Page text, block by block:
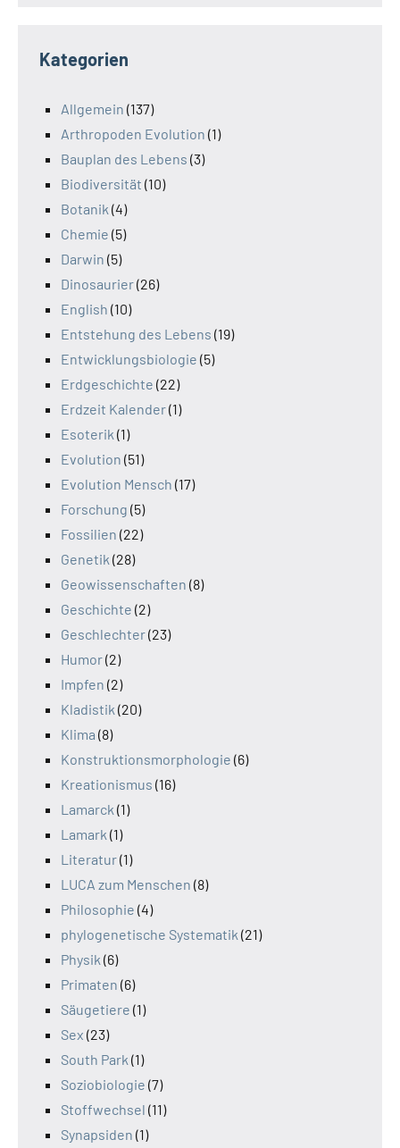
Kategorien
Allgemein (137)
Arthropoden Evolution (1)
Bauplan des Lebens (3)
Biodiversität (10)
Botanik (4)
Chemie (5)
Darwin (5)
Dinosaurier(26)
English (10)
Entstehung des Lebens (19)
Entwicklungsbiologie (5)
Erdgeschichte (22)
Erdzeit Kalender(1)
Esoterik (1)
Evolution (51)
Evolution Mensch (17)
Forschung (5)
Fossilien (22)
Genetik (28)
Geowissenschaften (8)
Geschichte (2)
Geschlechter(23)
Humor(2)
Impfen (2)
Kladistik (20)
Klima (8)
Konstruktionsmorphologie (6)
Kreationismus (16)
Lamarck (1)
Lamark (1)
Literatur(1)
LUCA zum Menschen (8)
Philosophie (4)
phylogenetische Systematik (21)
Physik (6)
Primaten (6)
Säugetiere (1)
Sex (23)
South Park (1)
Soziobiologie (7)
Stoffwechsel (11)
Synapsiden (1)